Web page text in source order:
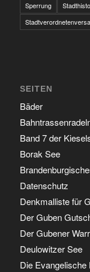
Sperrung
SEITEN
Bäder
Band 7 der
Borak See
Datenschutz
Denkmalliste für
Der Guben
Der Gubener
Deulowitzer See
Die